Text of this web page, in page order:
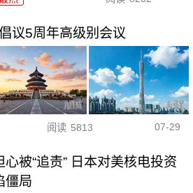
议5周年高级别会议
阅读 5813 07-29
心被“追责” 日本对美核电投资
僵局